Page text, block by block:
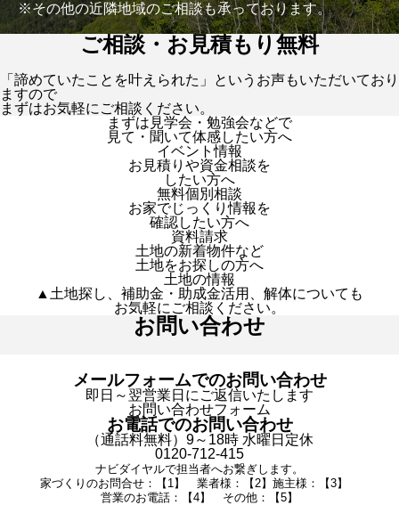
※その他の近隣地域のご相談も承っております。
ご相談・お見積もり無料
「諦めていたことを叶えられた」というお声もいただいており
ますので
まずはお気軽にご相談ください。
まずは見学会・勉強会などで
見て・聞いて体感したい方へ
イベント情報
お見積りや資金相談を
したい方へ
無料個別相談
お家でじっくり情報を
確認したい方へ
資料請求
土地の新着物件など
土地をお探しの方へ
土地の情報
▲土地探し、補助金・助成金活用、解体についても
お気軽にご相談ください。
お問い合わせ
メールフォームでのお問い合わせ
即日～翌営業日にご返信いたします
お問い合わせフォーム
お電話でのお問い合わせ
（通話料無料）9～18時 水曜日定休
0120-712-415
ナビダイヤルで担当者へお繋ぎします。
家づくりのお問合せ：【1】 業者様：【2】施主様：【3】
営業のお電話：【4】 その他：【5】